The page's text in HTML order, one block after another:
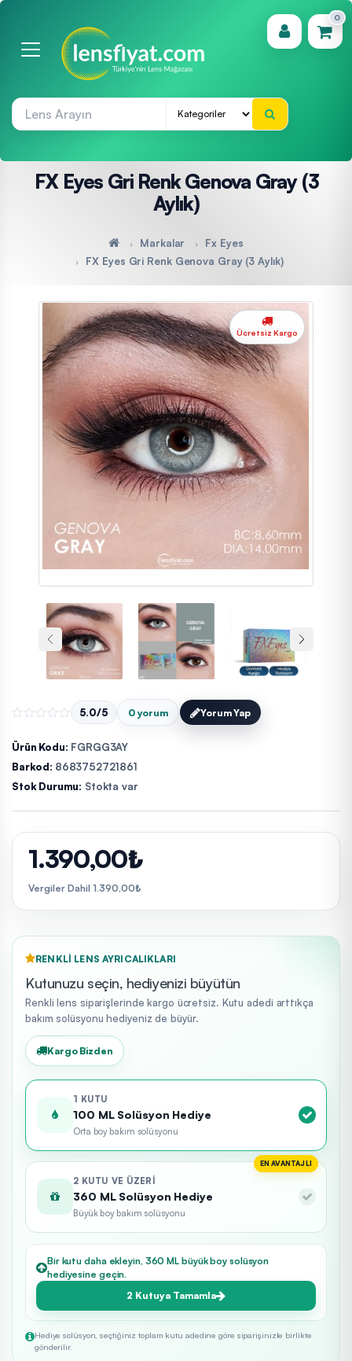
0
(0)
FX Eyes Gri Renk Genova Gray (3
Aylık)
Markalar
Fx Eyes
FX Eyes Gri Renk Genova Gray (3 Aylık)
Ücretsiz Kargo
5.0/5 0 yorum Yorum Yap
Ürün Kodu: FGRGG3AY
Barkod: 8683752721861
Stok Durumu: Stokta var
1.390,00₺
Vergiler Dahil 1.390,00₺
RENKLI LENS AYRICALIKLARI
Kutunuzu seçin, hediyenizi büyütün
Renkli lens siparişlerinde kargo ücretsiz. Kutu adedi arttıkça
bakım solüsyonu hediyeniz de büyür.
Kargo Bizden
1 KUTU
100 ML Solüsyon Hediye
Orta boy bakım solüsyonu
EN AVANTAJLI
2 KUTU VE ÜZERI
360 ML Solüsyon Hediye
Büyük boy bakım solüsyonu
Bir kutu daha ekleyin, 360 ML büyük boy solüsyon
hediyesine geçin.
2 Kutuya Tamamla
Hediye solüsyon, seçtiğiniz toplam kutu adedine göre siparişinizle birlikte
gönderilir.